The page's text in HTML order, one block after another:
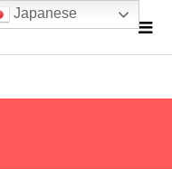
Japanese